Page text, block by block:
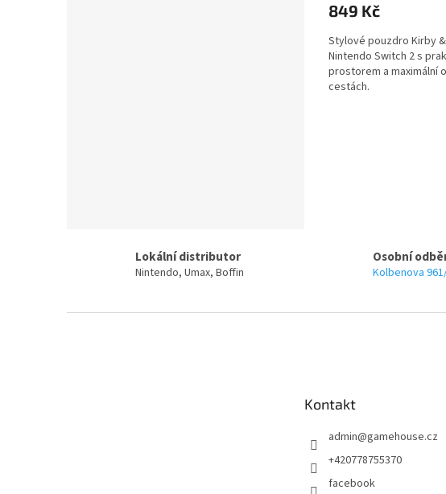
849 Kč
Stylové pouzdro Kirby
Nintendo Switch 2 s
prostorem a maximální
cestách.
Lokální distributor
Nintendo, Umax, Boffin
Osobní
Kolbenova
Kontakt
admin@gamehouse.cz
+420778755370
facebook